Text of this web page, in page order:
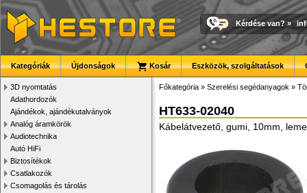
Kérdése van? »
Kategóriák Újdonságok Kosár Eszközök, szolgáltatások
3D nyomtatás
Adathordozók
Ajándékok, ajándékutalványok
Analóg áramkörök
Audiotechnika
Autó HiFi
Biztosítékok
Csatlakozók
Csomagolás és tárolás
Főkategória » Szerelési segédanyagok »
HT633-02040
Kábelátvezető, gumi, 10mm,